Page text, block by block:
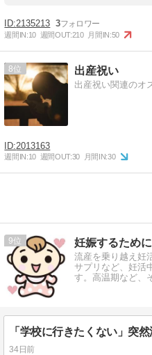
2135213 3
週間IN:10 週間OUT:210 月間IN:50
8 出産祝い
出産祝い関連のオ
2013163
週間IN:10 週間OUT:30 月間IN:30
9 妊娠するため
流産を乗り越え妊
サプリなど、妊活
す。高温期など、
34日前